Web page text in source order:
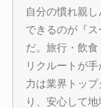
自分の慣れ親
できるのが『
だ。旅行・飲
リクルートが
力は業界トッ
り、安心して